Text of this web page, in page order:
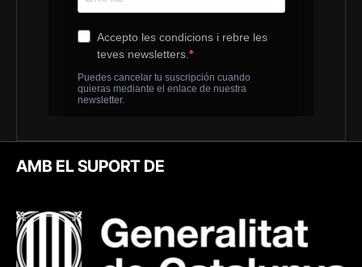
AMB EL SUPORT DE